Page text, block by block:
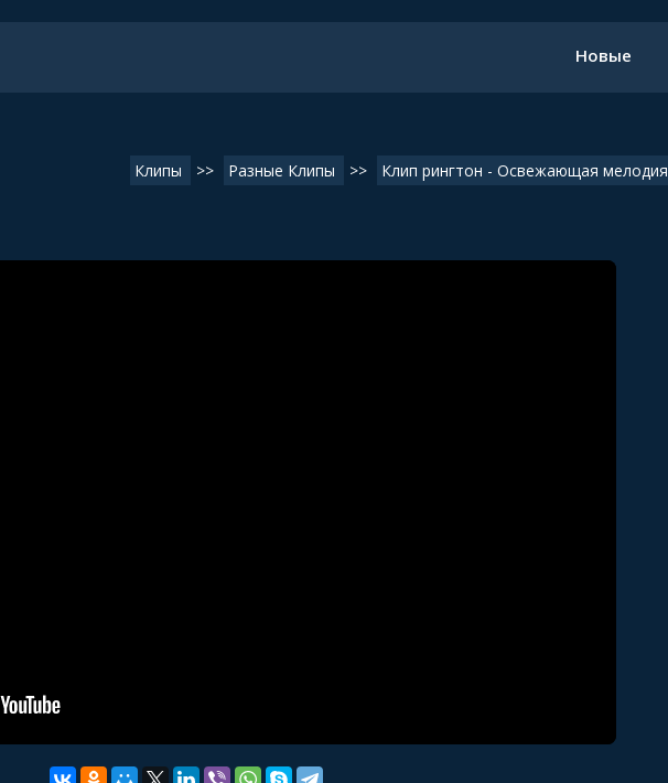
Новые
Клипы >> Разные Клипы >> Клип рингтон - Освежающая мелодия